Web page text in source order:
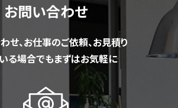
お問い合わせ
せ、お仕事のご依頼、お見積り
る場合でもまずはお気軽に